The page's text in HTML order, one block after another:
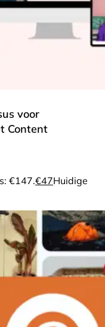
voor
Content
€147.€47Huidige